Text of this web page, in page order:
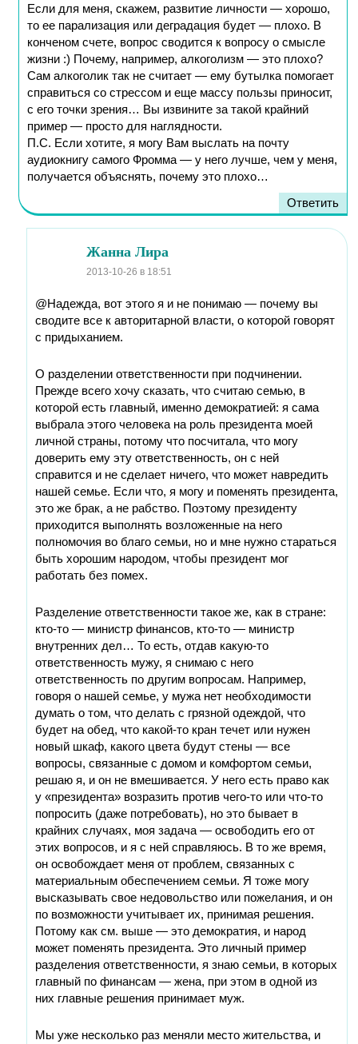
Если для меня, скажем, развитие личности — хорошо,
то ее парализация или деградация будет — плохо. В
конченом счете, вопрос сводится к вопросу о смысле
жизни :) Почему, например, алкоголизм — это плохо?
Сам алкоголик так не считает — ему бутылка помогает
справиться со стрессом и еще массу пользы приносит,
с его точки зрения… Вы извините за такой крайний
пример — просто для наглядности.
П.С. Если хотите, я могу Вам выслать на почту
аудиокнигу самого Фромма — у него лучше, чем у меня,
получается объяснять, почему это плохо…
Ответить
Жанна Лира
2013-10-26 в 18:51
@Надежда, вот этого я и не понимаю — почему вы
сводите все к авторитарной власти, о которой говорят
с придыханием.
О разделении ответственности при подчинении.
Прежде всего хочу сказать, что считаю семью, в
которой есть главный, именно демократией: я сама
выбрала этого человека на роль президента моей
личной страны, потому что посчитала, что могу
доверить ему эту ответственность, он с ней
справится и не сделает ничего, что может навредить
нашей семье. Если что, я могу и поменять президента,
это же брак, а не рабство. Поэтому президенту
приходится выполнять возложенные на него
полномочия во благо семьи, но и мне нужно стараться
быть хорошим народом, чтобы президент мог
работать без помех.
Разделение ответственности такое же, как в стране:
кто-то — министр финансов, кто-то — министр
внутренних дел… То есть, отдав какую-то
ответственность мужу, я снимаю с него
ответственность по другим вопросам. Например,
говоря о нашей семье, у мужа нет необходимости
думать о том, что делать с грязной одеждой, что
будет на обед, что какой-то кран течет или нужен
новый шкаф, какого цвета будут стены — все
вопросы, связанные с домом и комфортом семьи,
решаю я, и он не вмешивается. У него есть право как
у «президента» возразить против чего-то или что-то
попросить (даже потребовать), но это бывает в
крайних случаях, моя задача — освободить его от
этих вопросов, и я с ней справляюсь. В то же время,
он освобождает меня от проблем, связанных с
материальным обеспечением семьи. Я тоже могу
высказывать свое недовольство или пожелания, и он
по возможности учитывает их, принимая решения.
Потому как см. выше — это демократия, и народ
может поменять президента. Это личный пример
разделения ответственности, я знаю семьи, в которых
главный по финансам — жена, при этом в одной из
них главные решения принимает муж.
Мы уже несколько раз меняли место жительства, и